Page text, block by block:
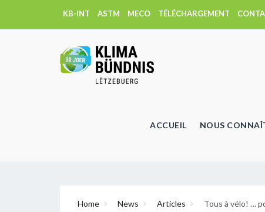
KB-INT ASTM MECO TÉLÉCHARGEMENT
ACCUEIL NOUS
Home News Articles Tous à vélo! …